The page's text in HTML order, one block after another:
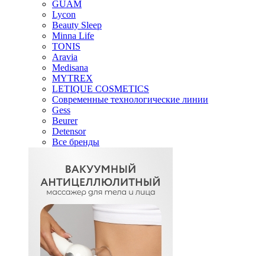
GUAM
Lycon
Beauty Sleep
Minna Life
TONIS
Aravia
Medisana
MYTREX
LETIQUE COSMETICS
Современные технологические линии
Gess
Beurer
Detensor
Все бренды